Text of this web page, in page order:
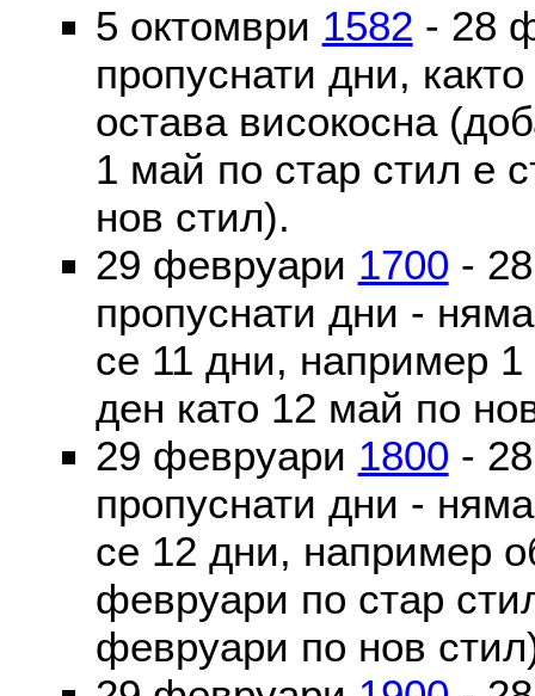
5 октомври 1582 - 28
пропуснати дни,
остава високосна
1 май по стар стил е
нов стил).
29 февруари 1700 -
пропуснати дни -
се 11 дни, например
ден като 12 май по
29 февруари 1800 -
пропуснати дни -
се 12 дни, например
февруари по стар
февруари по нов